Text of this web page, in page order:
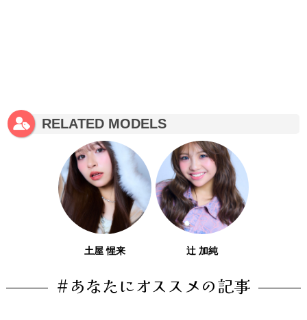
RELATED MODELS
土屋 惺来 辻 加純
#あなたにオススメの記事